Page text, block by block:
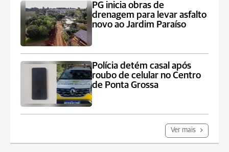
PG inicia obras de
drenagem para levar asfalto
novo ao Jardim Paraíso
Polícia detém casal após
roubo de celular no Centro
de Ponta Grossa
Ver mais